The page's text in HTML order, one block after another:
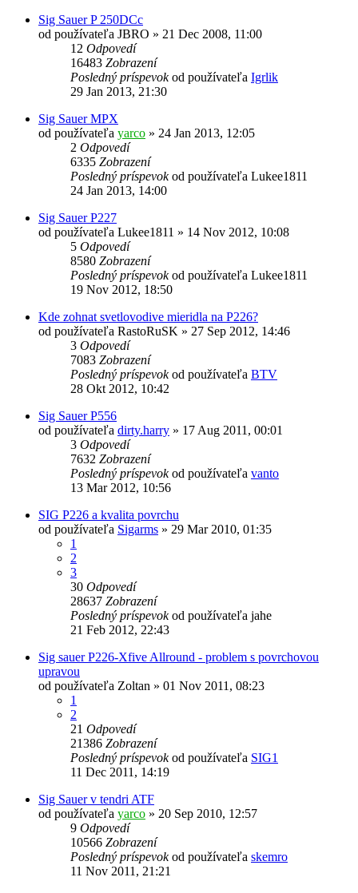
Sig Sauer P 250DCc
od používateľa JBRO » 21 Dec 2008, 11:00
12 Odpovedí
16483 Zobrazení
Posledný príspevokod používateľa Igrlik
29 Jan 2013, 21:30
Sig Sauer MPX
od používateľa yarco » 24 Jan 2013, 12:05
2 Odpovedí
6335 Zobrazení
Posledný príspevokod používateľa Lukee1811
24 Jan 2013, 14:00
Sig Sauer P227
od používateľa Lukee1811 » 14 Nov 2012, 10:08
5 Odpovedí
8580 Zobrazení
Posledný príspevokod používateľa Lukee1811
19 Nov 2012, 18:50
Kde zohnat svetlovodive mieridla na P226?
od používateľa RastoRuSK » 27 Sep 2012, 14:46
3 Odpovedí
7083 Zobrazení
Posledný príspevokod používateľa BTV
28 Okt 2012, 10:42
Sig Sauer P556
od používateľa dirty.harry » 17 Aug 2011, 00:01
3 Odpovedí
7632 Zobrazení
Posledný príspevokod používateľa vanto
13 Mar 2012, 10:56
SIG P226 a kvalita povrchu
od používateľa Sigarms » 29 Mar 2010, 01:35
1
2
3
30 Odpovedí
28637 Zobrazení
Posledný príspevokod používateľa jahe
21 Feb 2012, 22:43
Sig sauer P226-Xfive Allround - problem s povrchovou
upravou
od používateľa Zoltan » 01 Nov 2011, 08:23
1
2
21 Odpovedí
21386 Zobrazení
Posledný príspevokod používateľa SIG1
11 Dec 2011, 14:19
Sig Sauer v tendri ATF
od používateľa yarco » 20 Sep 2010, 12:57
9 Odpovedí
10566 Zobrazení
Posledný príspevokod používateľa skemro
11 Nov 2011, 21:21